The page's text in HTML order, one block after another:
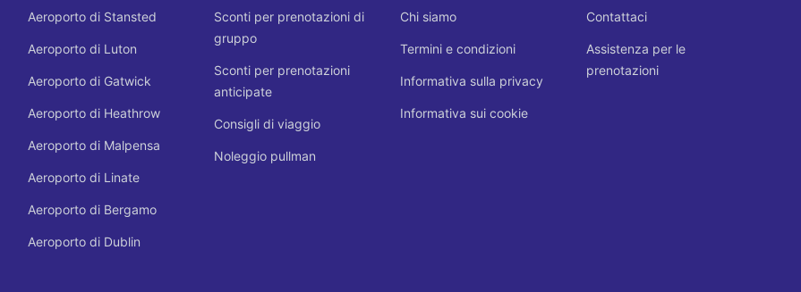
Aeroporto di Stansted
Aeroporto di Luton
Aeroporto di Gatwick
Aeroporto di Heathrow
Aeroporto di Malpensa
Aeroporto di Linate
Aeroporto di Bergamo
Aeroporto di Dublin
Sconti per prenotazioni di
gruppo
Sconti per prenotazioni
anticipate
Consigli di viaggio
Noleggio pullman
Chi siamo
Termini e condizioni
Informativa sulla privacy
Informativa sui cookie
Contattaci
Assistenza per le
prenotazioni